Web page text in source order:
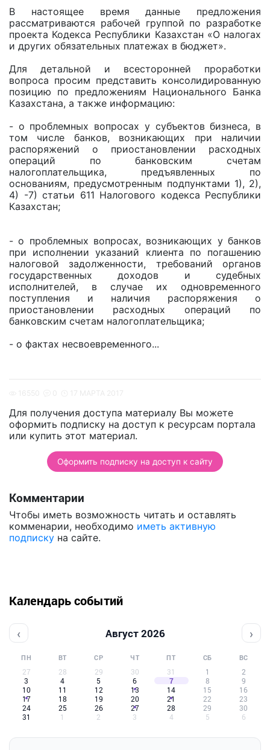
В настоящее время данные предложения
рассматриваются рабочей группой по разработке
проекта Кодекса Республики Казахстан «О налогах
и других обязательных платежах в бюджет».
Для детальной и всесторонней проработки
вопроса просим представить консолидированную
позицию по предложениям Национального Банка
Казахстана, а также информацию:
- о проблемных вопросах у субъектов бизнеса, в
том числе банков, возникающих при наличии
распоряжений о приостановлении расходных
операций по банковским счетам
налогоплательщика, предъявленных по
основаниям, предусмотренным подпунктами 1), 2),
4) -7) статьи 611 Налогового кодекса Республики
Казахстан;
- о проблемных вопросах, возникающих у банков
при исполнении указаний клиента по погашению
налоговой задолженности, требований органов
государственных доходов и судебных
исполнителей, в случае их одновременного
поступления и наличия распоряжения о
приостановлении расходных операций по
банковским счетам налогоплательщика;
- о фактах несвоевременного...
Для получения доступа материалу Вы можете
оформить подписку на доступ к ресурсам портала
или купить этот материал.
Оформить подписку на доступ к сайту
Комментарии
Чтобы иметь возможность читать и оставлять
комменарии, необходимо иметь активную
подписку на сайте.
Календарь событий
‹ Август 2026 ›
ПН ВТ СР ЧТ ПТ СБ ВС
27 28 29 30 31 1
2
3
4 5 6 7 8
9
10
11 12 13 14 15
16
17
18 19 20 21 22
23
24
25 26 27 28 29
30
31
1 2 3 4 5 6